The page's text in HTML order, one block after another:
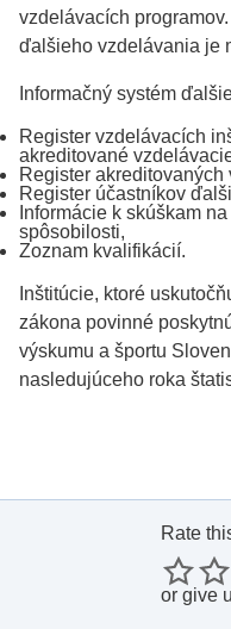
vzdelávacích
ďalšieho vzdelávania je
Informačný systém
Register vzdelávacích
akreditované
Register
Register účastníkov
Informácie k skúškam
spôsobilosti,
Zoznam kvalifikácií.
Inštitúcie, ktoré
zákona povinné
výskumu a športu
nasledujúceho roka
Rate
or give